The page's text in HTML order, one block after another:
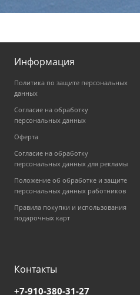
Информация
Политика по защите персональных
данных
Согласие на обработку
персональных данных
Оферта
Согласие на обработку
персональных данных для рекламы
Положение об обработке и защите
персональных данных работников
Правила покупки и использования
подарочных карт
Контакты
+7-910-380-31-27